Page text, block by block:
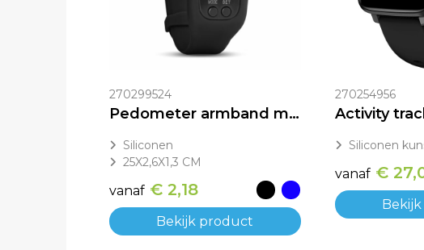
270299524
Pedometer armband met stappenteller
Siliconen
25X2,6X1,3 CM
vanaf € 2,18
Bekijk product
270254956
Siliconen
vanaf €